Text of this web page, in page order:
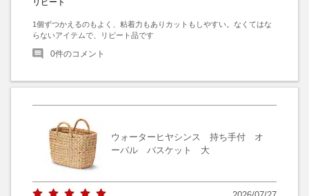
1個ずつかえるのもよく、粘着力もありカットもしやすい。なくてはな
らないアイテムで、リピート品です
0件のコメント
ウォーターヒヤシンス 持ち手付 オ
ーバル バスケット 大